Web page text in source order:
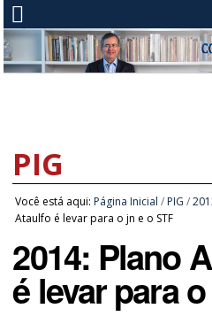
PIG
Você está aqui: Página Inicial / PIG /
Ataulfo é levar para o jn e o STF
2014: Plano
é levar para